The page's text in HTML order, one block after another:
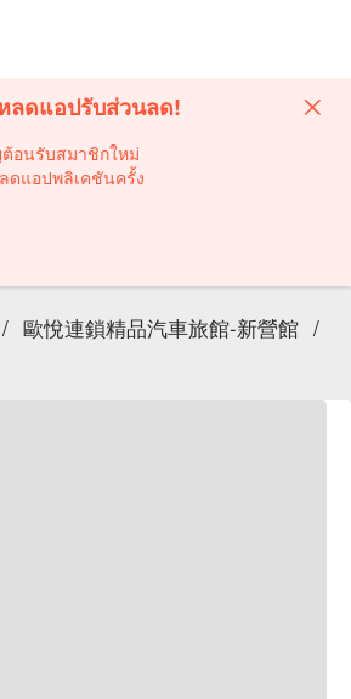
ลดแอปรับส่วนลด!
อนรับสมาชิกใหม่
ดแอปพลิเคชันครั้ง
/ 歐悅連鎖精品汽車旅館-新營館 /